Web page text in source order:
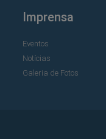
Imprensa
Eventos
Notícias
Galeria de Fotos